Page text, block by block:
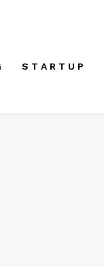
S T A R T U P